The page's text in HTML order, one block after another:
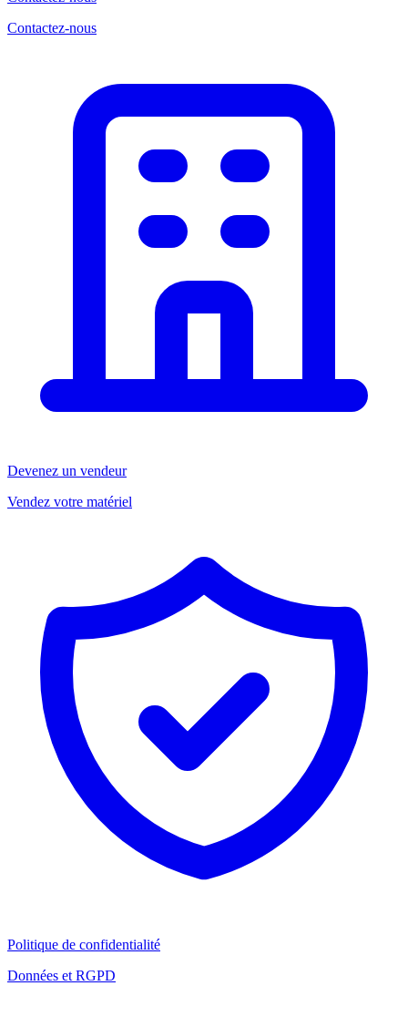
Contactez-nous
Devenez un vendeur
Vendez votre matériel
Politique de confidentialité
Données et RGPD